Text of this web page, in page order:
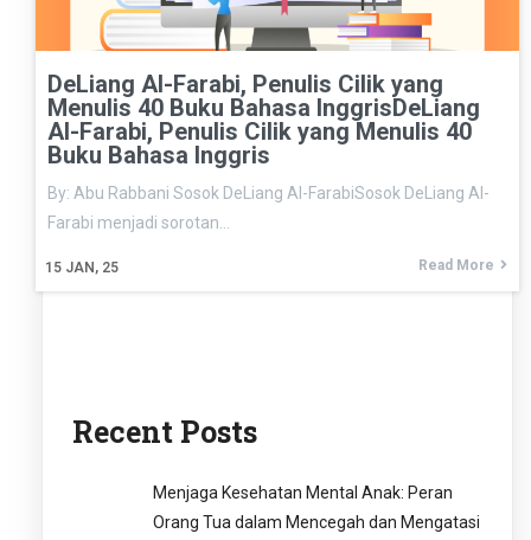
DeLiang Al-Farabi, Penulis Cilik yang
Menulis 40 Buku Bahasa InggrisDeLiang
Al-Farabi, Penulis Cilik yang Menulis 40
Buku Bahasa Inggris
15 JAN, 25
By: Abu Rabbani Sosok DeLiang Al-FarabiSosok DeLiang Al-
Farabi menjadi sorotan…
Read More
Recent Posts
Menjaga Kesehatan Mental Anak: Peran
Orang Tua dalam Mencegah dan Mengatasi